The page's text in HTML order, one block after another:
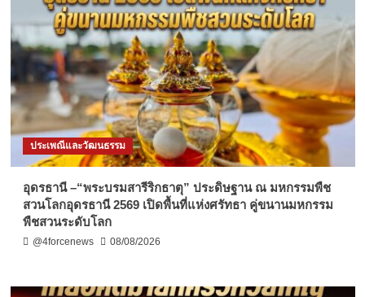
ประเพณีและวัฒนธรรม
อุดรธานี –“พระบรมสารีริกธาตุ” ประดิษฐาน ณ มหกรรมพืช
สวนโลกอุดรธานี 2569 เปิดพื้นที่แห่งศรัทธา คู่ขนานมหกรรม
พืชสวนระดับโลก
@4forcenews 08/08/2026